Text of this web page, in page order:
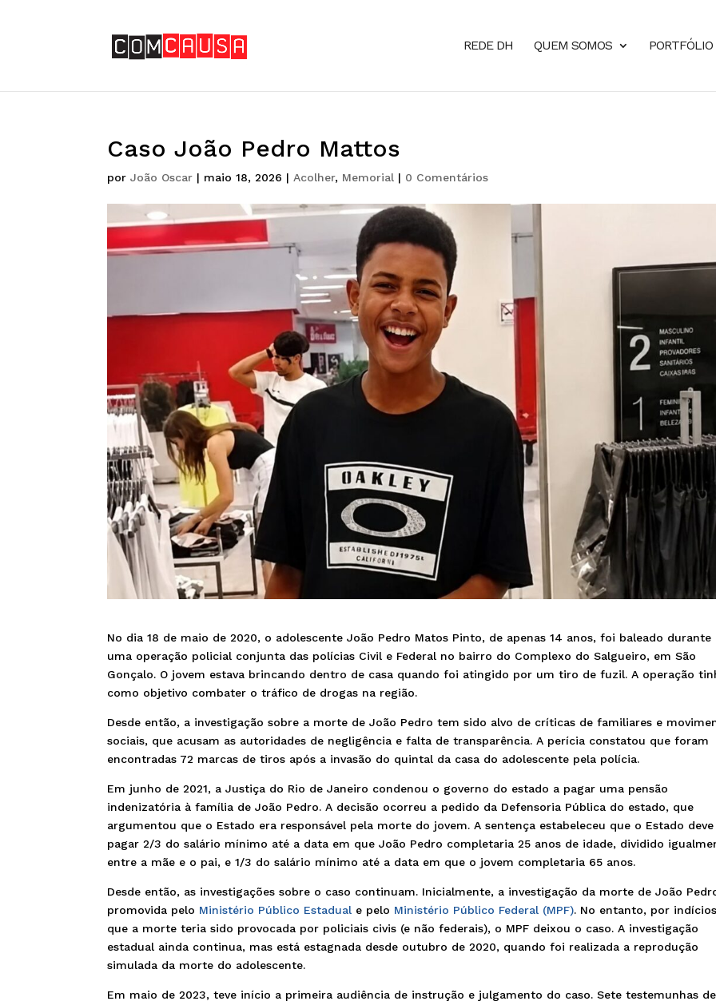
REDE DH QUEM SOMOS PORTFÓLIO
Caso João Pedro Mattos
porJoão Oscar | maio 18, 2026 | Acolher, Memorial | 0 Comentários
No dia 18 de maio de 2020, o adolescente João Pedro Matos Pinto, de apenas 14 anos, foi baleado durante
uma operação policial conjunta das polícias Civil e Federal no bairro do Complexo do Salgueiro, em São
Gonçalo. O jovem estava brincando dentro de casa quando foi atingido por um tiro de fuzil. A operação
como objetivo combater o tráfico de drogas na região.
Desde então, a investigação sobre a morte de João Pedro tem sido alvo de críticas de familiares e
sociais, que acusam as autoridades de negligência e falta de transparência. A perícia constatou que foram
encontradas 72 marcas de tiros após a invasão do quintal da casa do adolescente pela polícia.
Em junho de 2021, a Justiça do Rio de Janeiro condenou o governo do estado a pagar uma pensão
indenizatória à família de João Pedro. A decisão ocorreu a pedido da Defensoria Pública do estado, que
argumentou que o Estado era responsável pela morte do jovem. A sentença estabeleceu que o Estado deve
pagar 2/3 do salário mínimo até a data em que João Pedro completaria 25 anos de idade, dividido
entre a mãe e o pai, e 1/3 do salário mínimo até a data em que o jovem completaria 65 anos.
Desde então, as investigações sobre o caso continuam. Inicialmente, a investigação da morte de João
promovida pelo Ministério Público Estadual e pelo Ministério Público Federal (MPF). No entanto, por
que a morte teria sido provocada por policiais civis (e não federais), o MPF deixou o caso. A investigação
estadual ainda continua, mas está estagnada desde outubro de 2020, quando foi realizada a reprodução
simulada da morte do adolescente.
Em maio de 2023, teve início a primeira audiência de instrução e julgamento do caso. Sete testemunhas de